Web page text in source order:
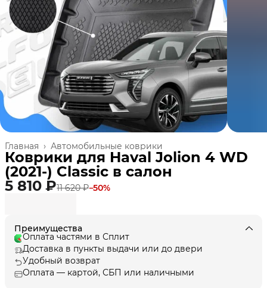
Автомобильные коврики
Главная ›
Коврики для Haval Jolion 4 WD
(2021-) Classic в cалон
5 810 ₽11 620 ₽−50%
Преимущества
Оплата частями в Сплит
Доставка в пункты выдачи или до двери
Удобный возврат
Оплата — картой, СБП или наличными